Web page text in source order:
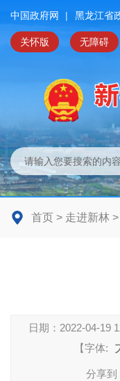
中国政府网 | 黑龙江省
关怀版 无障碍
首页 > 走进新林 >
日期： 2022-04-19
【字体:
分享到